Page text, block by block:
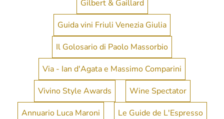
Gilbert & Gaillard
Guida vini Friuli Venezia Giulia
Il Golosario di Paolo Massorbio
Via - Ian d'Agata e Massimo Comparini
Vivino Style Awards
Wine Spectator
Annuario Luca Maroni
Le Guide de L'Espresso